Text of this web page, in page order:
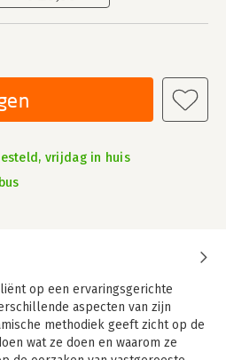
vrijdag in huis
op een ervaringsgerichte
aspecten van zijn
methodiek geeft zicht op de
wat ze doen en waarom ze